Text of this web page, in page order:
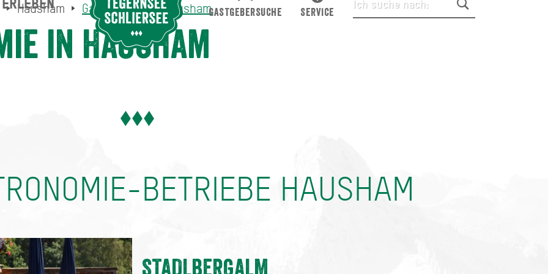
Hausham Gastronomie in Hausham
in Hausham
BETRIEBE HAUSHAM
STADLBERGALM
Gastronomie in Hausham
ERLEBEN
GASTGEBERSUCHE SERVICE
Suche abschicken